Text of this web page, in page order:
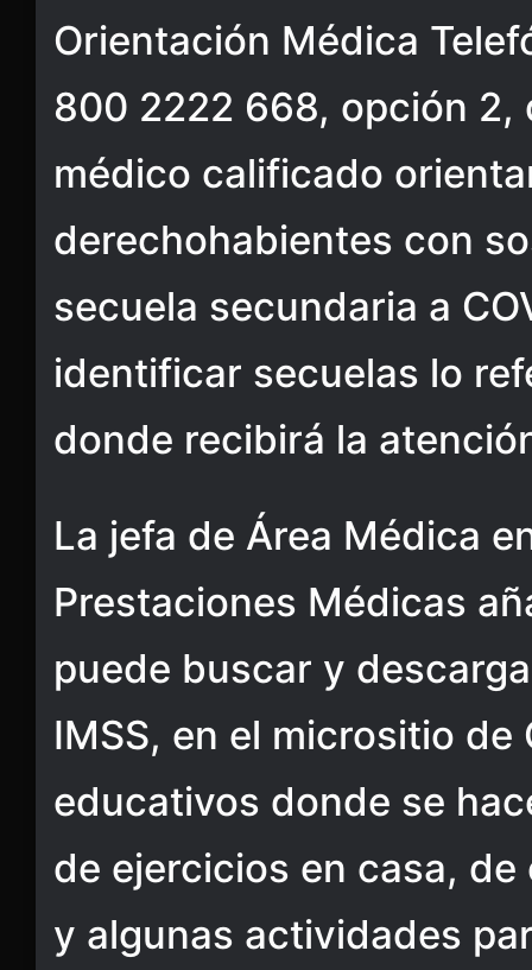
Orientación Médica
800 2222 668, opción 2,
médico calificado
derechohabientes con
secuela secundaria a
identificar secuelas lo
donde recibirá la
La jefa de Área Médica
Prestaciones Médicas
puede buscar y
IMSS, en el micrositio de
educativos donde se
de ejercicios en casa,
y algunas actividades